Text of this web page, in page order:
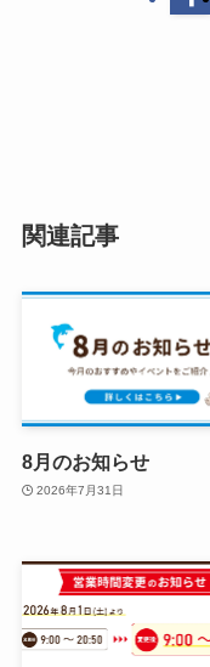
関連記事
8月のお知らせ
2026年7月31日